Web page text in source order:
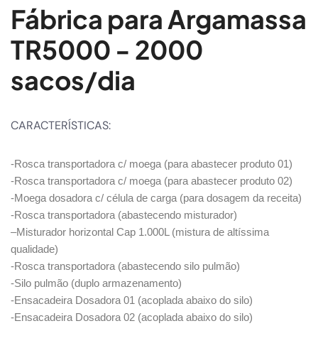
Fábrica para Argamassa
TR5000 - 2000
sacos/dia
CARACTERÍSTICAS:
-Rosca transportadora c/ moega (para abastecer produto 01)
-Rosca transportadora c/ moega (para abastecer produto 02)
-Moega dosadora c/ célula de carga (para dosagem da receita)
-Rosca transportadora (abastecendo misturador)
–Misturador horizontal Cap 1.000L (mistura de altíssima
qualidade)
-Rosca transportadora (abastecendo silo pulmão)
-Silo pulmão (duplo armazenamento)
-Ensacadeira Dosadora 01 (acoplada abaixo do silo)
-Ensacadeira Dosadora 02 (acoplada abaixo do silo)